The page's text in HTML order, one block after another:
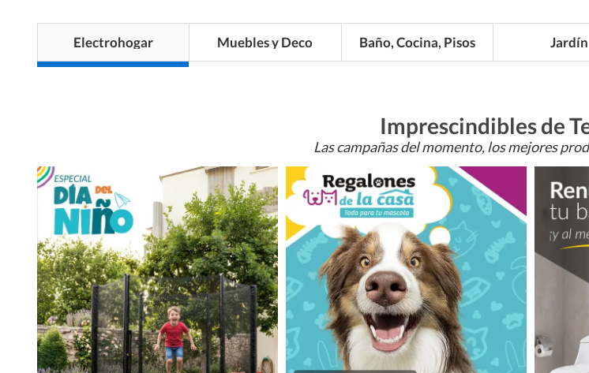
Electrohogar Muebles y Deco Baño, Cocina, Pisos Jardín
Imprescindibles de
Las campañas del momento, los mejores